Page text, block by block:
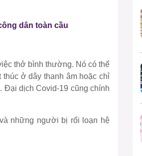
dân toàn cầu
thở bình thường. Nó có thể
ở dây thanh âm hoặc chỉ
Đại dịch Covid-19 cũng chính
những người bị rối loạn hệ